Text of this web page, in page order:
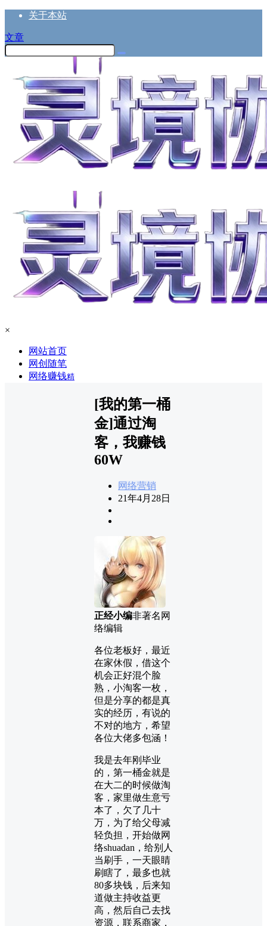
关于本站
文章
×
网站首页
网创随笔
网络赚钱精
[我的第一桶
金]通过淘
客，我赚钱
60W
网络营销
21年4月28日
正经小编非著名网
络编辑
各位老板好，最近
在家休假，借这个
机会正好混个脸
熟，小淘客一枚，
但是分享的都是真
实的经历，有说的
不对的地方，希望
各位大佬多包涵！
我是去年刚毕业
的，第一桶金就是
在大二的时候做淘
客，家里做生意亏
本了，欠了几十
万，为了给父母减
轻负担，开始做网
络shuadan，给别人
当刷手，一天眼睛
刷瞎了，最多也就
80多块钱，后来知
道做主持收益更
高，然后自己去找
资源，联系商家，